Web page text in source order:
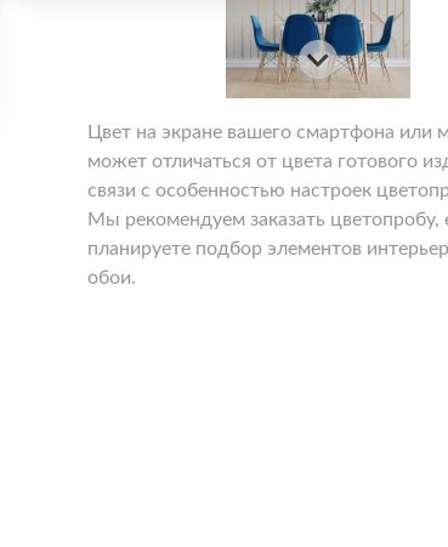
Цвет на экране вашего смартфона или
может отличаться от цвета готового
связи с особенностью настроек
Мы рекомендуем заказать цветопробу,
планируете подбор элементов
обои.